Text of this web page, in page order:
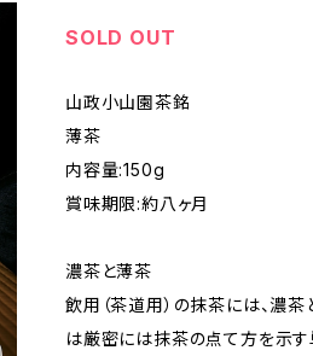
SOLD OUT
山政小山園茶銘
薄茶
内容量:150g
賞味期限:約八ヶ月
濃茶と薄茶
飲用（茶道用）の抹茶には、濃
は厳密には抹茶の点て方を示す